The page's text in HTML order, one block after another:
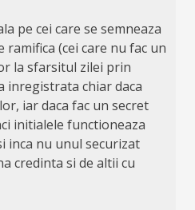
pe cei care se semneaza
ramifica (cei care nu fac un
la sfarsitul zilei prin
inregistrata chiar daca
iar daca fac un secret
initialele functioneaza
inca nu unul securizat
credinta si de altii cu